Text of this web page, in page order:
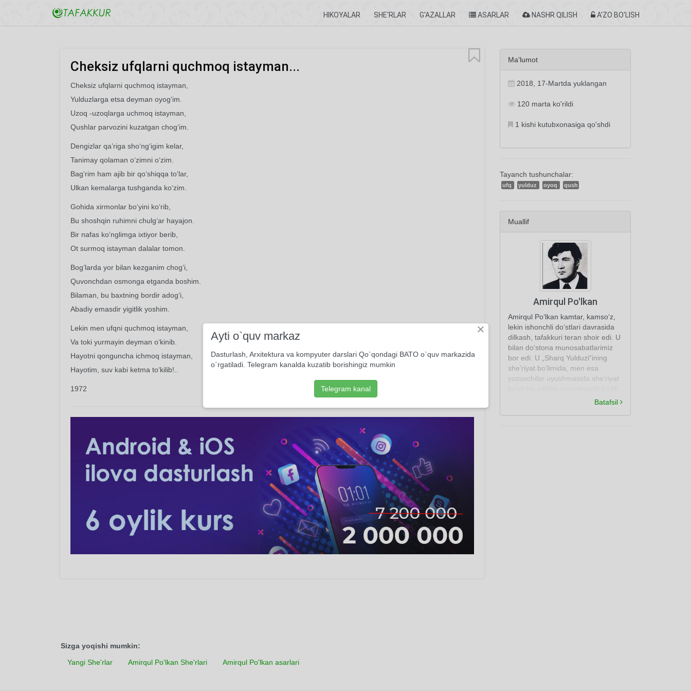
HIKOYALAR SHE'RLAR G'AZALLAR ASARLAR NASHR QILISH A'ZO BO'LISH
Cheksiz ufqlarni quchmoq istayman...
Cheksiz ufqlarni quchmoq istayman,
Yulduzlarga etsa deyman oyog‘im.
Uzoq -uzoqlarga uchmoq istayman,
Qushlar parvozini kuzatgan chog‘im.
Dengizlar qa’riga sho‘ng‘igim kelar,
Tanimay qolaman o‘zimni o‘zim.
Bag‘rim ham ajib bir qo‘shiqqa to‘lar,
Ulkan kemalarga tushganda ko‘zim.
Gohida xirmonlar bo‘yini ko‘rib,
Bu shoshqin ruhimni chulg‘ar hayajon.
Bir nafas ko‘nglimga ixtiyor berib,
Ot surmoq istayman dalalar tomon.
Bog‘larda yor bilan kezganim chog‘i,
Quvonchdan osmonga etganda boshim.
Bilaman, bu baxtning bordir adog‘i,
Abadiy emasdir yigitlik yoshim.
Lekin men ufqni quchmoq istayman,
Va toki yurmayin deyman o‘kinib.
Hayotni qonguncha ichmoq istayman,
Hayotim, suv kabi ketma to‘kilib!..
1972
Ma'lumot
2018, 17-Martda yuklangan
120 marta ko'rildi
1 kishi kutubxonasiga qo'shdi
Tayanch tushunchalar:
ufq yulduz oyoq qush
Muallif
Amirqul Po'lkan
Amirqul Po‘lkan kamtar, kamso‘z,
lekin ishonchli do‘stlari davrasida
dilkash, tafakkuri teran shoir edi. U
bilan do‘stona munosabatlarimiz
bor edi. U „Sharq Yulduzi“ining
she’riyat bo‘limida, men esa
yozuvchilar uyushmasida she’riyat
ishlardim. Uning she’rlari quyma
Batafsil
Sizga yoqishi mumkin:
Yangi She'rlar
Amirqul Po'lkan She'rlari Amirqul Po'lkan asarlari
×
Ayti o`quv markaz
Dasturlash, Arxitektura va kompyuter darslari Qo`qondagi BATO o`quv markazida
o`rgatiladi. Telegram kanalda kuzatib borishingiz mumkin
Telegram kanal